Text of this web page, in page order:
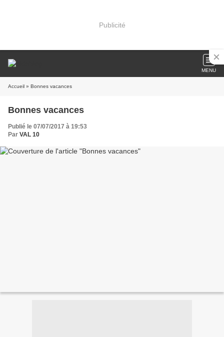
Publicité
MENU
Accueil » Bonnes vacances
Bonnes vacances
Publié le 07/07/2017 à 19:53
Par VAL 10